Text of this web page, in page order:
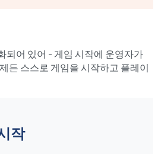
되어 있어 - 게임 시작에 운영자가
든 스스로 게임을 시작하고 플레이
작